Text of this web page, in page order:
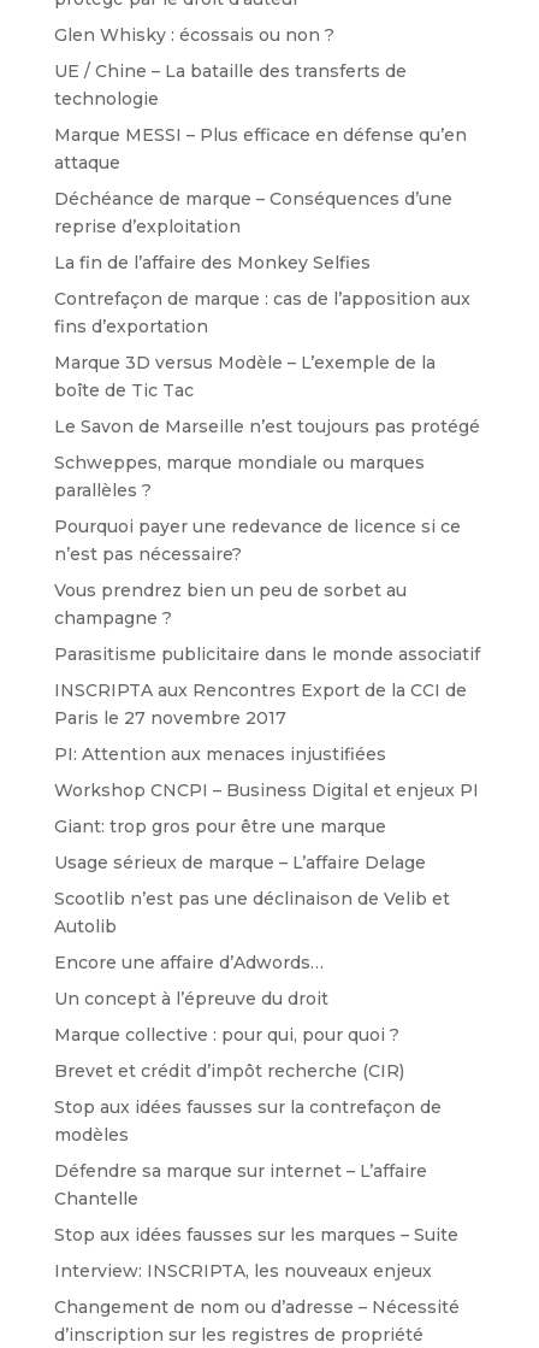
Glen Whisky : écossais ou non ?
UE / Chine – La bataille des transferts de
technologie
Marque MESSI – Plus efficace en défense qu’en
attaque
Déchéance de marque – Conséquences d’une
reprise d’exploitation
La fin de l’affaire des Monkey Selfies
Contrefaçon de marque : cas de l’apposition aux
fins d’exportation
Marque 3D versus Modèle – L’exemple de la
boîte de Tic Tac
Le Savon de Marseille n’est toujours pas protégé
Schweppes, marque mondiale ou marques
parallèles ?
Pourquoi payer une redevance de licence si ce
n’est pas nécessaire?
Vous prendrez bien un peu de sorbet au
champagne ?
Parasitisme publicitaire dans le monde associatif
INSCRIPTA aux Rencontres Export de la CCI de
Paris le 27 novembre 2017
PI: Attention aux menaces injustifiées
Workshop CNCPI – Business Digital et enjeux PI
Giant: trop gros pour être une marque
Usage sérieux de marque – L’affaire Delage
Scootlib n’est pas une déclinaison de Velib et
Autolib
Encore une affaire d’Adwords…
Un concept à l’épreuve du droit
Marque collective : pour qui, pour quoi ?
Brevet et crédit d’impôt recherche (CIR)
Stop aux idées fausses sur la contrefaçon de
modèles
Défendre sa marque sur internet – L’affaire
Chantelle
Stop aux idées fausses sur les marques – Suite
Interview: INSCRIPTA, les nouveaux enjeux
Changement de nom ou d’adresse – Nécessité
d’inscription sur les registres de propriété